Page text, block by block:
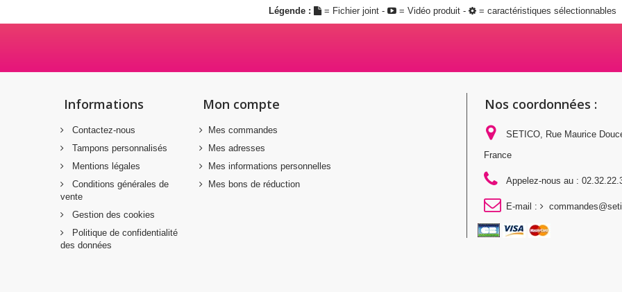
Légende :
= Fichier joint - = Vidéo produit - = caractéristiques sélectionnables
Informations
Contactez-nous
Tampons personnalisés
Mentions légales
Conditions générales de
vente
Gestion des cookies
Politique de confidentialité
des données
Mon compte
Mes commandes
Mes adresses
Mes informations personnelles
Mes bons de réduction
Nos coordonnées :
SETICO, Rue Maurice
France
Appelez-nous au :
E-mail :